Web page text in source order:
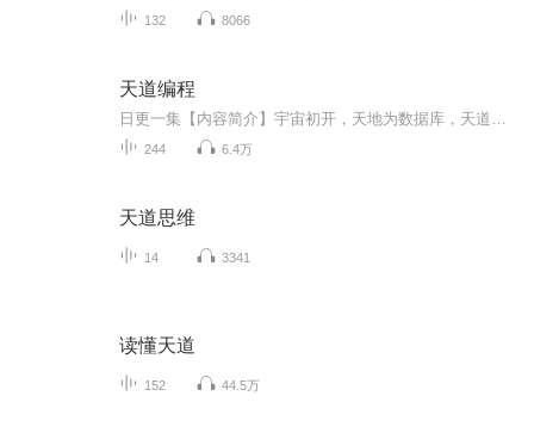
132 8066
天道编程
244 6.4万
天道思维
14 3341
读懂天道
152 44.5万